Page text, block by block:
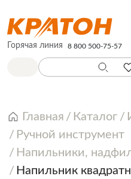
Горячая линия 8 800 500-75-57
Главная Каталог
Ручной инструмент
Напильники,
Напильник